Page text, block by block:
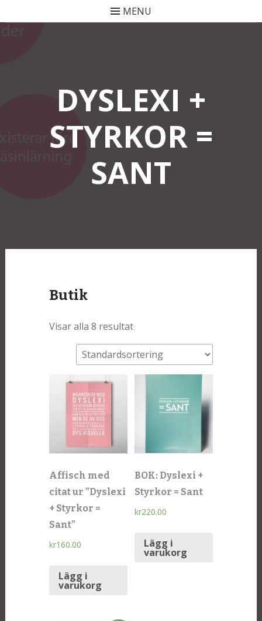
MENU
DYSLEXI +
STYRKOR =
SANT
Butik
Visar alla 8 resultat
Affisch med
citat ur ”Dyslexi
+ Styrkor =
Sant”
kr160.00
Lägg i
varukorg
BOK: Dyslexi +
Styrkor = Sant
kr220.00
Lägg i
varukorg